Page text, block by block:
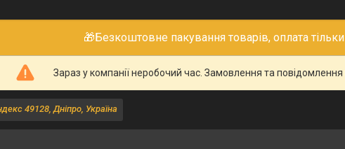
🎁Безкоштовне пакування товарів, оплата
Зараз у компанії неробочий час. Замовлення та
49128, Дніпро, Україна